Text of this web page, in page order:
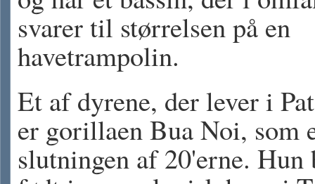
svarer til størrelsen på en
havetrampolin.
Et af dyrene, der lever i
er gorillaen Bua Noi, som
slutningen af 20'erne. Hun